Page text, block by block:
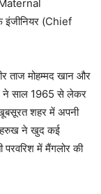
इंजीनियर (Chief
ताज मोहम्मद खान और
ने साल 1965 से लेकर
शहर में अपनी
ने खुद कई
में मैंगलोर की